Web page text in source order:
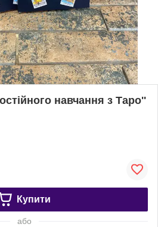
навчання з Таро''
Купити
або